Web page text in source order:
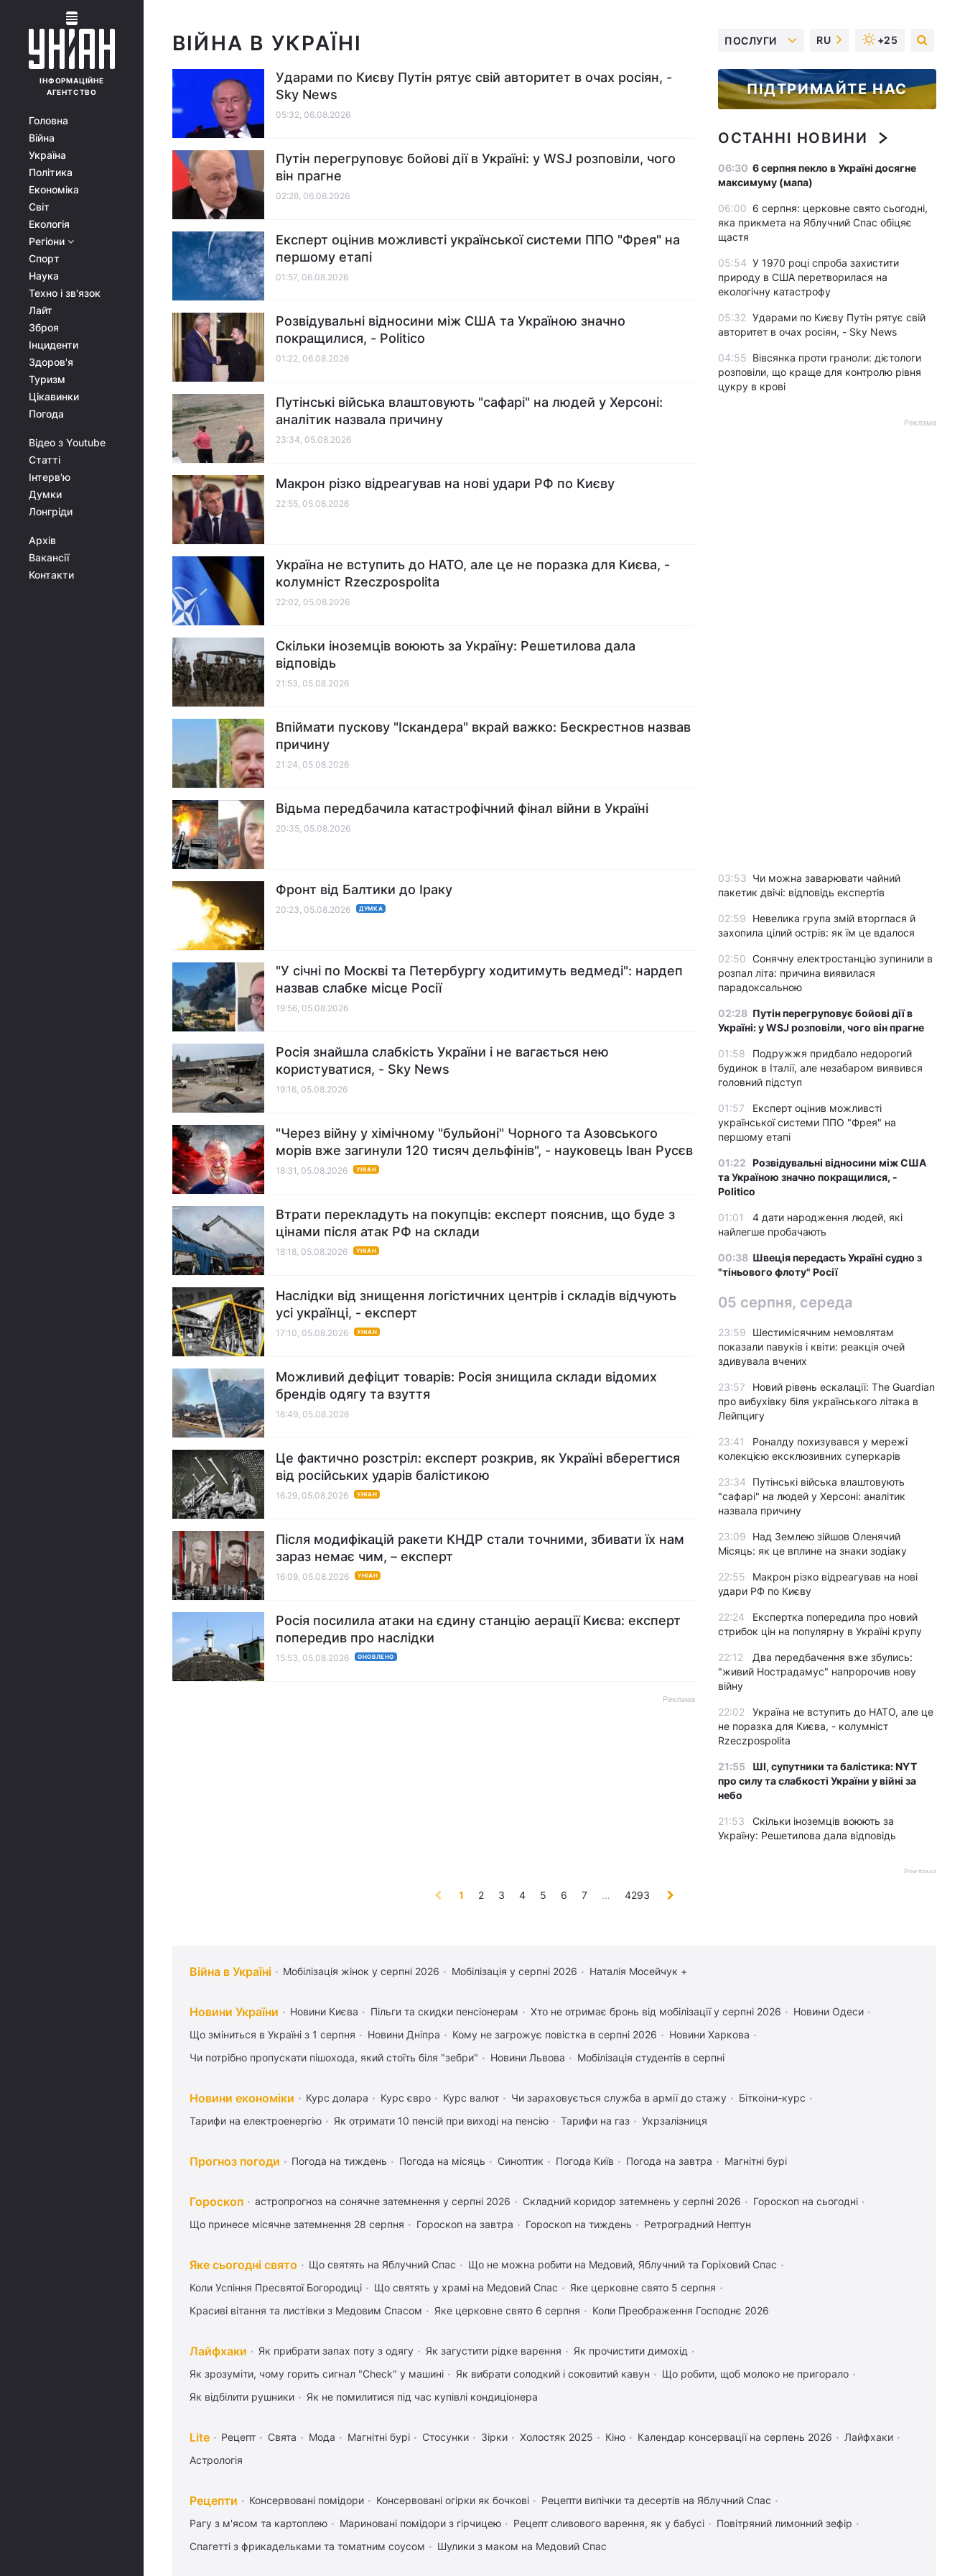
ІНФОРМАЦІЙНЕ
АГЕНТСТВО
Головна
Війна
Україна
Політика
Економіка
Світ
Екологія
Регіони
Спорт
Наука
Техно і зв'язок
Лайт
Зброя
Інциденти
Здоров'я
Туризм
Цікавинки
Погода
Відео з Youtube
Статті
Інтерв'ю
Думки
Лонгріди
Архів
Вакансії
Контакти
ВІЙНА В УКРАЇНІ
Ударами по Києву Путін рятує свій авторитет в очах росіян, -
Sky News
05:32, 06.08.2026
Путін перегруповує бойові дії в Україні: у WSJ розповіли, чого
він прагне
02:28, 06.08.2026
Експерт оцінив можливсті української системи ППО "Фрея" на
першому етапі
01:57, 06.08.2026
Розвідувальні відносини між США та Україною значно
покращилися, - Politico
01:22, 06.08.2026
Путінські війська влаштовують "сафарі" на людей у Херсоні:
аналітик назвала причину
23:34, 05.08.2026
Макрон різко відреагував на нові удари РФ по Києву
22:55, 05.08.2026
Україна не вступить до НАТО, але це не поразка для Києва, -
колумніст Rzeczpospolita
22:02, 05.08.2026
Скільки іноземців воюють за Україну: Решетилова дала
відповідь
21:53, 05.08.2026
Впіймати пускову "Іскандера" вкрай важко: Бескрестнов назвав
причину
21:24, 05.08.2026
Відьма передбачила катастрофічний фінал війни в Україні
20:35, 05.08.2026
Фронт від Балтики до Іраку
20:23, 05.08.2026 ДУМКА
"У січні по Москві та Петербургу ходитимуть ведмеді": нардеп
назвав слабке місце Росії
19:56, 05.08.2026
Росія знайшла слабкість України і не вагається нею
користуватися, - Sky News
19:16, 05.08.2026
"Через війну у хімічному "бульйоні" Чорного та Азовського
морів вже загинули 120 тисяч дельфінів", - науковець Іван Русєв
18:31, 05.08.2026 УНІАН
Втрати перекладуть на покупців: експерт пояснив, що буде з
цінами після атак РФ на склади
18:18, 05.08.2026 УНІАН
Наслідки від знищення логістичних центрів і складів відчують
усі українці, - експерт
17:10, 05.08.2026 УНІАН
Можливий дефіцит товарів: Росія знищила склади відомих
брендів одягу та взуття
16:49, 05.08.2026
Це фактично розстріл: експерт розкрив, як Україні вберегтися
від російських ударів балістикою
16:29, 05.08.2026 УНІАН
Після модифікацій ракети КНДР стали точними, збивати їх нам
зараз немає чим, – експерт
16:09, 05.08.2026 УНІАН
Росія посилила атаки на єдину станцію аерації Києва: експерт
попередив про наслідки
15:53, 05.08.2026 ОНОВЛЕНО
Реклама
ПОСЛУГИ RU +25
ПІДТРИМАЙТЕ НАС
ОСТАННІ НОВИНИ
06:30 6 серпня пекло в Україні досягне
максимуму (мапа)
06:00 6 серпня: церковне свято сьогодні,
яка прикмета на Яблучний Спас обіцяє
щастя
05:54 У 1970 році спроба захистити
природу в США перетворилася на
екологічну катастрофу
05:32 Ударами по Києву Путін рятує свій
авторитет в очах росіян, - Sky News
04:55 Вівсянка проти граноли: дієтологи
розповіли, що краще для контролю рівня
цукру в крові
Реклама
03:53 Чи можна заварювати чайний
пакетик двічі: відповідь експертів
02:59
Невелика група змій вторглася й
захопила цілий острів: як їм це вдалося
02:50 Сонячну електростанцію зупинили в
розпал літа: причина виявилася
парадоксальною
02:28 Путін перегруповує бойові дії в
Україні: у WSJ розповіли, чого він прагне
01:58
Подружжя придбало недорогий
будинок в Італії, але незабаром виявився
головний підступ
01:57
Експерт оцінив можливсті
української системи ППО "Фрея" на
першому етапі
01:22 Розвідувальні відносини між США
та Україною значно покращилися, -
Politico
01:01
4 дати народження людей, які
найлегше пробачають
00:38 Швеція передасть Україні судно з
"тіньового флоту" Росії
05 серпня, середа
23:59
Шестимісячним немовлятам
показали павуків і квіти: реакція очей
здивувала вчених
23:57
Новий рівень ескалації: The Guardian
про вибухівку біля українського літака в
Лейпцигу
23:41
Роналду похизувався у мережі
колекцією ексклюзивних суперкарів
23:34
Путінські війська влаштовують
"сафарі" на людей у Херсоні: аналітик
назвала причину
23:09
Над Землею зійшов Оленячий
Місяць: як це вплине на знаки зодіаку
22:55
Макрон різко відреагував на нові
удари РФ по Києву
22:24
Експертка попередила про новий
стрибок цін на популярну в Україні крупу
22:12
Два передбачення вже збулись:
"живий Нострадамус" напророчив нову
війну
22:02
Україна не вступить до НАТО, але це
не поразка для Києва, - колумніст
Rzeczpospolita
21:55
ШІ, супутники та балістика: NYT
про силу та слабкості України у війні за
небо
21:53
Скільки іноземців воюють за
Україну: Решетилова дала відповідь
Реклама
важко: Бескрестнов назвав причину
про важливий нюанс
20:52
20:08
Кінологи назвали 7 звичок собак, які
ходитимуть ведмеді": нардеп назвав
1 (current)
2 3 4 5 6 7 … 4293
Війна в Україні Мобілізація жінок у серпні 2026 Мобілізація у серпні 2026 Наталія Мосейчук +
Новини України Новини Києва Пільги та скидки пенсіонерам Хто не отримає бронь від мобілізації у серпні 2026
Новини Одеси
Що зміниться в Україні з 1 серпня
Новини Дніпра Кому не загрожує повістка в серпні 2026
Новини Харкова
Чи потрібно пропускати пішохода, який стоїть біля "зебри"
Новини Львова Мобілізація студентів в серпні
Новини економіки Курс долара Курс євро Курс валют Чи зараховується служба в армії до стажу
Біткоіни-курс
Тарифи на електроенергію
Як отримати 10 пенсій при виході на пенсію Тарифи на газ Укрзалізниця
Прогноз погоди Погода на тиждень Погода на місяць Синоптик Погода Київ Погода на завтра Магнітні бурі
Гороскоп астропрогноз на сонячне затемнення у серпні 2026 Складний коридор затемнень у серпні 2026
Гороскоп на сьогодні
Що принесе місячне затемнення 28 серпня
Гороскоп на завтра Гороскоп на тиждень Ретроградний Нептун
Яке сьогодні свято Що святять на Яблучний Спас
Що не можна робити на Медовий, Яблучний та Горіховий Спас
Коли Успіння Пресвятої Богородиці
Що святять у храмі на Медовий Спас
Яке церковне свято 5 серпня
Красиві вітання та листівки з Медовим Спасом
Яке церковне свято 6 серпня Коли Преображення Господнє 2026
Лайфхаки Як прибрати запах поту з одягу Як загустити рідке варення
Як прочистити димохід
Як зрозуміти, чому горить сигнал "Check" у машині
Як вибрати солодкий і соковитий кавун
Що робити, щоб молоко не пригорало
Як відбілити рушники
Як не помилитися під час купівлі кондиціонера
Lite Рецепт Свята Мода Магнітні бурі Стосунки Зірки Холостяк 2025 Кіно Календар консервації на серпень 2026
Лайфхаки
Астрологія
Рецепти Консервовані помідори Консервовані огірки як бочкові
Рецепти випічки та десертів на Яблучний Спас
Рагу з м'ясом та картоплею
Мариновані помідори з гірчицею Рецепт сливового варення, як у бабусі
Повітряний лимонний зефір
Спагетті з фрикадельками та томатним соусом
Шулики з маком на Медовий Спас